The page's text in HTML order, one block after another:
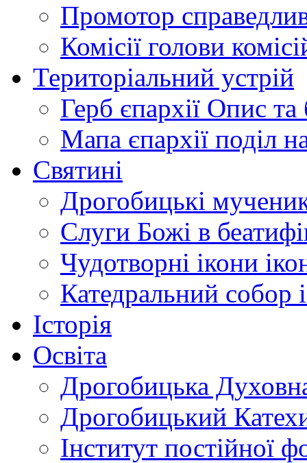
Промотор
Комісії голови
Територіальний устрій
Герб єпархії Опис та
Мапа єпархії поділ
Святині
Дрогобицькі
Слуги Божі в
Чудотворні ікони
Катедральний собор
Історія
Освіта
Дрогобицька
Дрогобицький
Інститут постійної